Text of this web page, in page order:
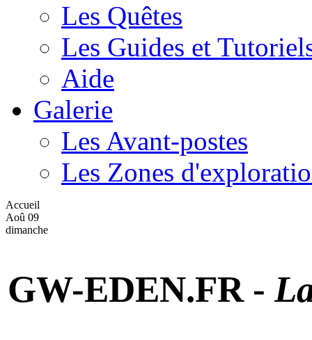
Les Quêtes
Les Guides et
Aide
Galerie
Les Avant-postes
Les Zones
Accueil
Aoû 09
dimanche
GW-EDEN.FR -